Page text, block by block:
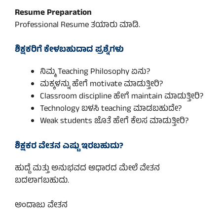
Resume Preparation
Professional Resume ತಯಾರು ಮಾಡಿ.
ಶಿಕ್ಷಕರಿಗೆ ಕೇಳಬಹುದಾದ ಪ್ರಶ್ನೆಗಳು
ನಿಮ್ಮ Teaching Philosophy ಏನು?
ಮಕ್ಕಳನ್ನು ಹೇಗೆ motivate ಮಾಡುತ್ತೀರಿ?
Classroom discipline ಹೇಗೆ maintain ಮಾಡುತ್ತೀರಿ?
Technology ಬಳಸಿ teaching ಮಾಡಬಹುದೇ?
Weak students ಜೊತೆ ಹೇಗೆ ಕೆಲಸ ಮಾಡುತ್ತೀರಿ?
ಶಿಕ್ಷಕರ ವೇತನ ಎಷ್ಟು ಇರಬಹುದು?
ಹುದ್ದೆ ಮತ್ತು ಅನುಭವದ ಆಧಾರದ ಮೇಲೆ ವೇತನ
ಬದಲಾಗಬಹುದು.
ಅಂದಾಜು ವೇತನ